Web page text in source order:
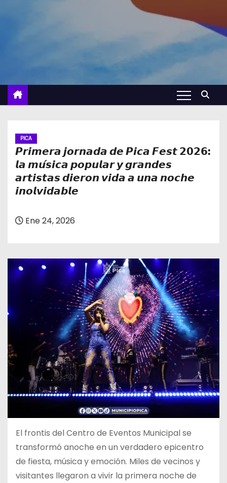
PICA
𝙋𝙧𝙞𝙢𝙚𝙧𝙖 𝙟𝙤𝙧𝙣𝙖𝙙𝙖 𝙙𝙚 𝙋𝙞𝙘𝙖 𝙁𝙚𝙨𝙩 𝟮𝟬𝟮𝟲:
𝙡𝙖 𝙢𝙪́𝙨𝙞𝙘𝙖 𝙥𝙤𝙥𝙪𝙡𝙖𝙧 𝙮 𝙜𝙧𝙖𝙣𝙙𝙚𝙨
𝙖𝙧𝙩𝙞𝙨𝙩𝙖𝙨 𝙙𝙞𝙚𝙧𝙤𝙣 𝙫𝙞𝙙𝙖 𝙖 𝙪𝙣𝙖 𝙣𝙤𝙘𝙝𝙚
𝙞𝙣𝙤𝙡𝙫𝙞𝙙𝙖𝙗𝙡𝙚
Ene 24, 2026
El frontis del Centro de Eventos Municipal se
transformó anoche en un verdadero epicentro
de fiesta, música y emoción. Miles de vecinos y
visitantes llegaron a vivir la primera noche de